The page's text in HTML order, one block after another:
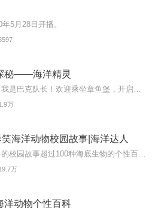
5月28日开播。
秘——海洋精灵
万
海洋动物校园故事|海洋达人
万
洋动物个性百科